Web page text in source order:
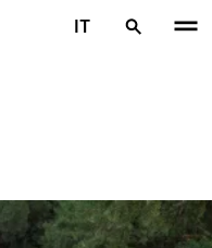
IT